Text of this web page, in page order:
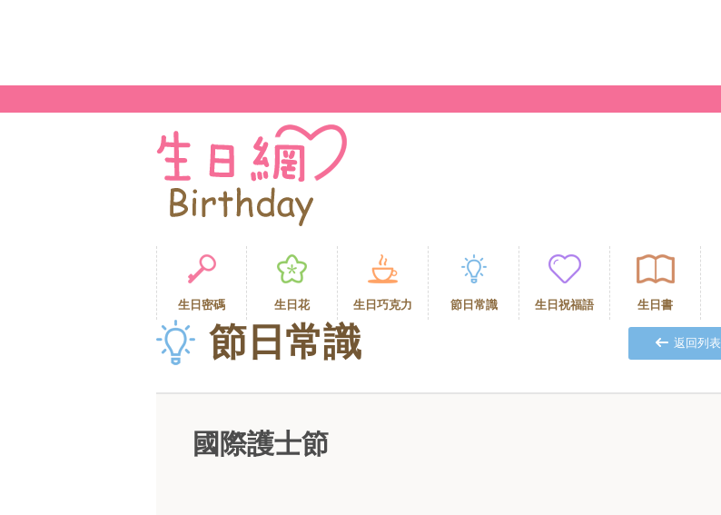
生日密碼 生日花 生日巧克力 節日常識 生日祝福語 生日書
節日常識 返回列表
國際護士節